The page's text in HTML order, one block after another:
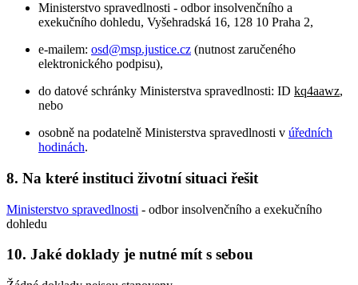
Ministerstvo spravedlnosti - odbor insolvenčního a
exekučního dohledu, Vyšehradská 16, 128 10 Praha 2,
e-mailem: osd@msp.justice.cz (nutnost zaručeného
elektronického podpisu),
do datové schránky Ministerstva spravedlnosti: ID kq4aawz,
nebo
osobně na podatelně Ministerstva spravedlnosti v úředních
hodinách.
8. Na které instituci životní situaci řešit
Ministerstvo spravedlnosti - odbor insolvenčního a exekučního
dohledu
10. Jaké doklady je nutné mít s sebou